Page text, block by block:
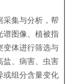
采集与分析，帮
谱图像、植被指
变体进行筛选与
盐、病害、虫害
或组分含量变化